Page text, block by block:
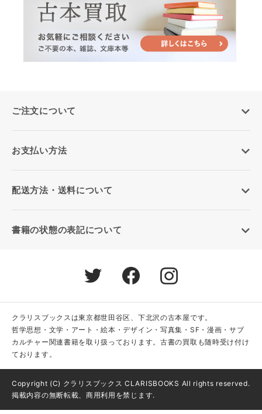
ご注文について
お支払い方法
配送方法・送料について
書籍の状態の表記について
クラリスブックスは東京都世田谷区、下北沢の古本屋です。
哲学思想・文学・アート・絵本・デザイン・写真集・SF・漫画・サブ
カルチャー関連書籍を取り扱っております。古書の買取も随時受け付け
ております。
Copyright (C) クラリスブックス CLARISBOOKS All rights reserved.
掲載内容の無断転載、商用利用を禁じます.